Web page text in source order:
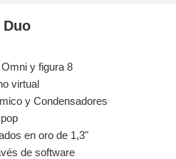
y figura 8
virtual
y Condensadores
en oro de 1,3"
de software